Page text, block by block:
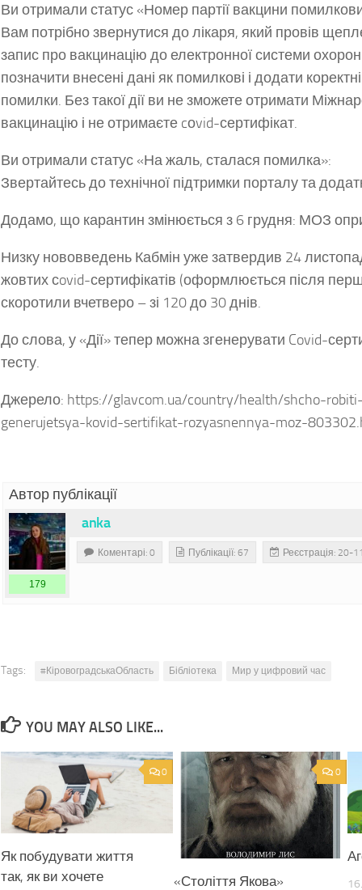
Ви отримали статус «Номер партії вакцини
Вам потрібно звернутися до лікаря, який провів
запис про вакцинацію до електронної системи
позначити внесені дані як помилкові і додати
помилки. Без такої дії ви не зможете отримати
вакцинацію і не отримаєте cоvid-сертифікат.
Ви отримали статус «На жаль, сталася помилка»:
Звертайтесь до технічної підтримки порталу та
Додамо, що карантин змінюється з 6 грудня: МОЗ
Низку нововведень Кабмін уже затвердив 24
жовтих сovid-сертифікатів (оформлюється після
скоротили вчетверо – зі 120 до 30 днів.
До слова, у «Дії» тепер можна згенерувати Covid-
тесту.
Джерело: https://glavcom.ua/country/health/shcho-
generujetsya-kovid-sertifikat-rozyasnennya-moz-
Автор публікації
anka
179
Коментарі: 0 Публікації: 67 Реєстрація: 20-
Tags: #КіровоградськаОбласть Бібліотека Мир у цифровий час
YOU MAY ALSO LIKE...
0
Як побудувати життя
так, як ви хочете
0
«Століття Якова»